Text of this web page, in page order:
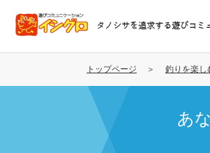
コ
テ
タノシサを追求する遊びコミ
トップページ 釣りを楽し
あ